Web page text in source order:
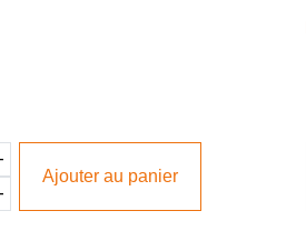
Ajouter au panier